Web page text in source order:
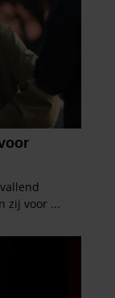
met andere
ze hebben
services. U
website blijft